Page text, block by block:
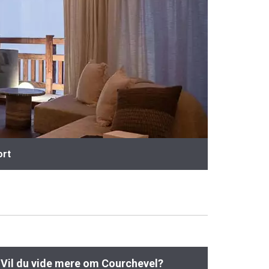
Vil du vide mere om Courchevel?